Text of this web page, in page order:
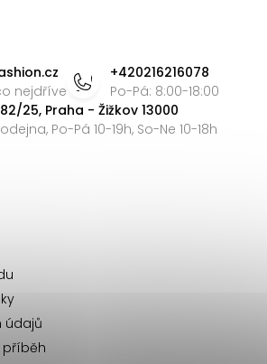
nejdříve
+420216216078
Po-Pá: 8:00-18:00
25, Praha - Žižkov 13000
Po-Pá 10-19h, So-Ne 10-18h
údajů
příběh